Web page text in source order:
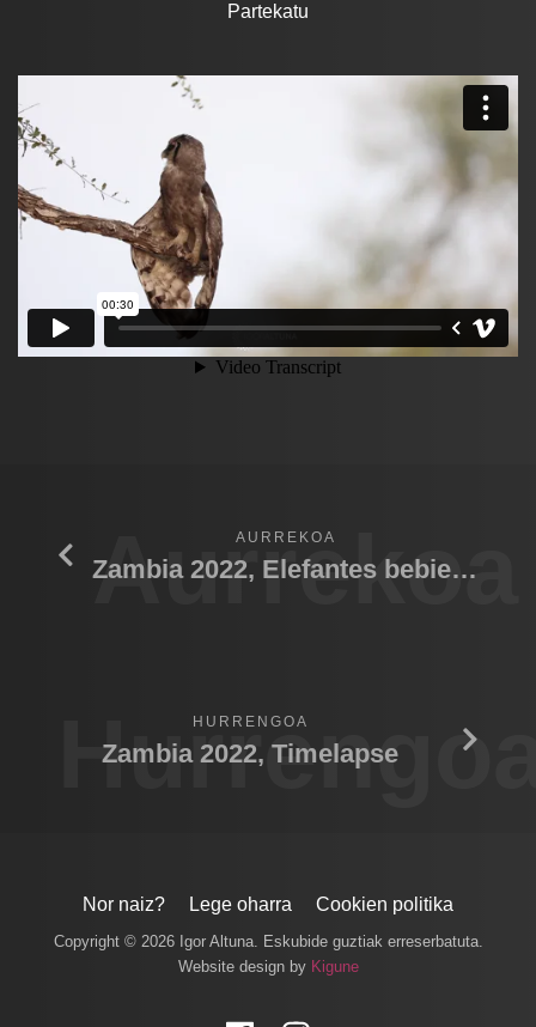
Partekatu
Aurrekoa
AURREKOA
Zambia 2022, Elefantes bebiendo agua
HURRENGOA
Zambia 2022, Timelapse
Nor naiz? Lege oharra Cookien politika
Copyright © 2026 Igor Altuna. Eskubide guztiak erreserbatuta.
Website design by Kigune